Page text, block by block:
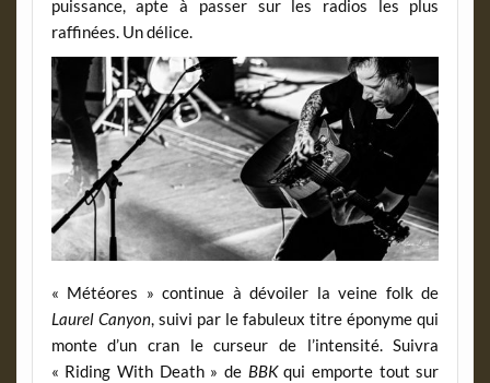
puissance, apte à passer sur les radios les plus
raffinées. Un délice.
« Météores » continue à dévoiler la veine folk de
Laurel Canyon, suivi par le fabuleux titre éponyme qui
monte d’un cran le curseur de l’intensité. Suivra
« Riding With Death » de BBKqui emporte tout sur